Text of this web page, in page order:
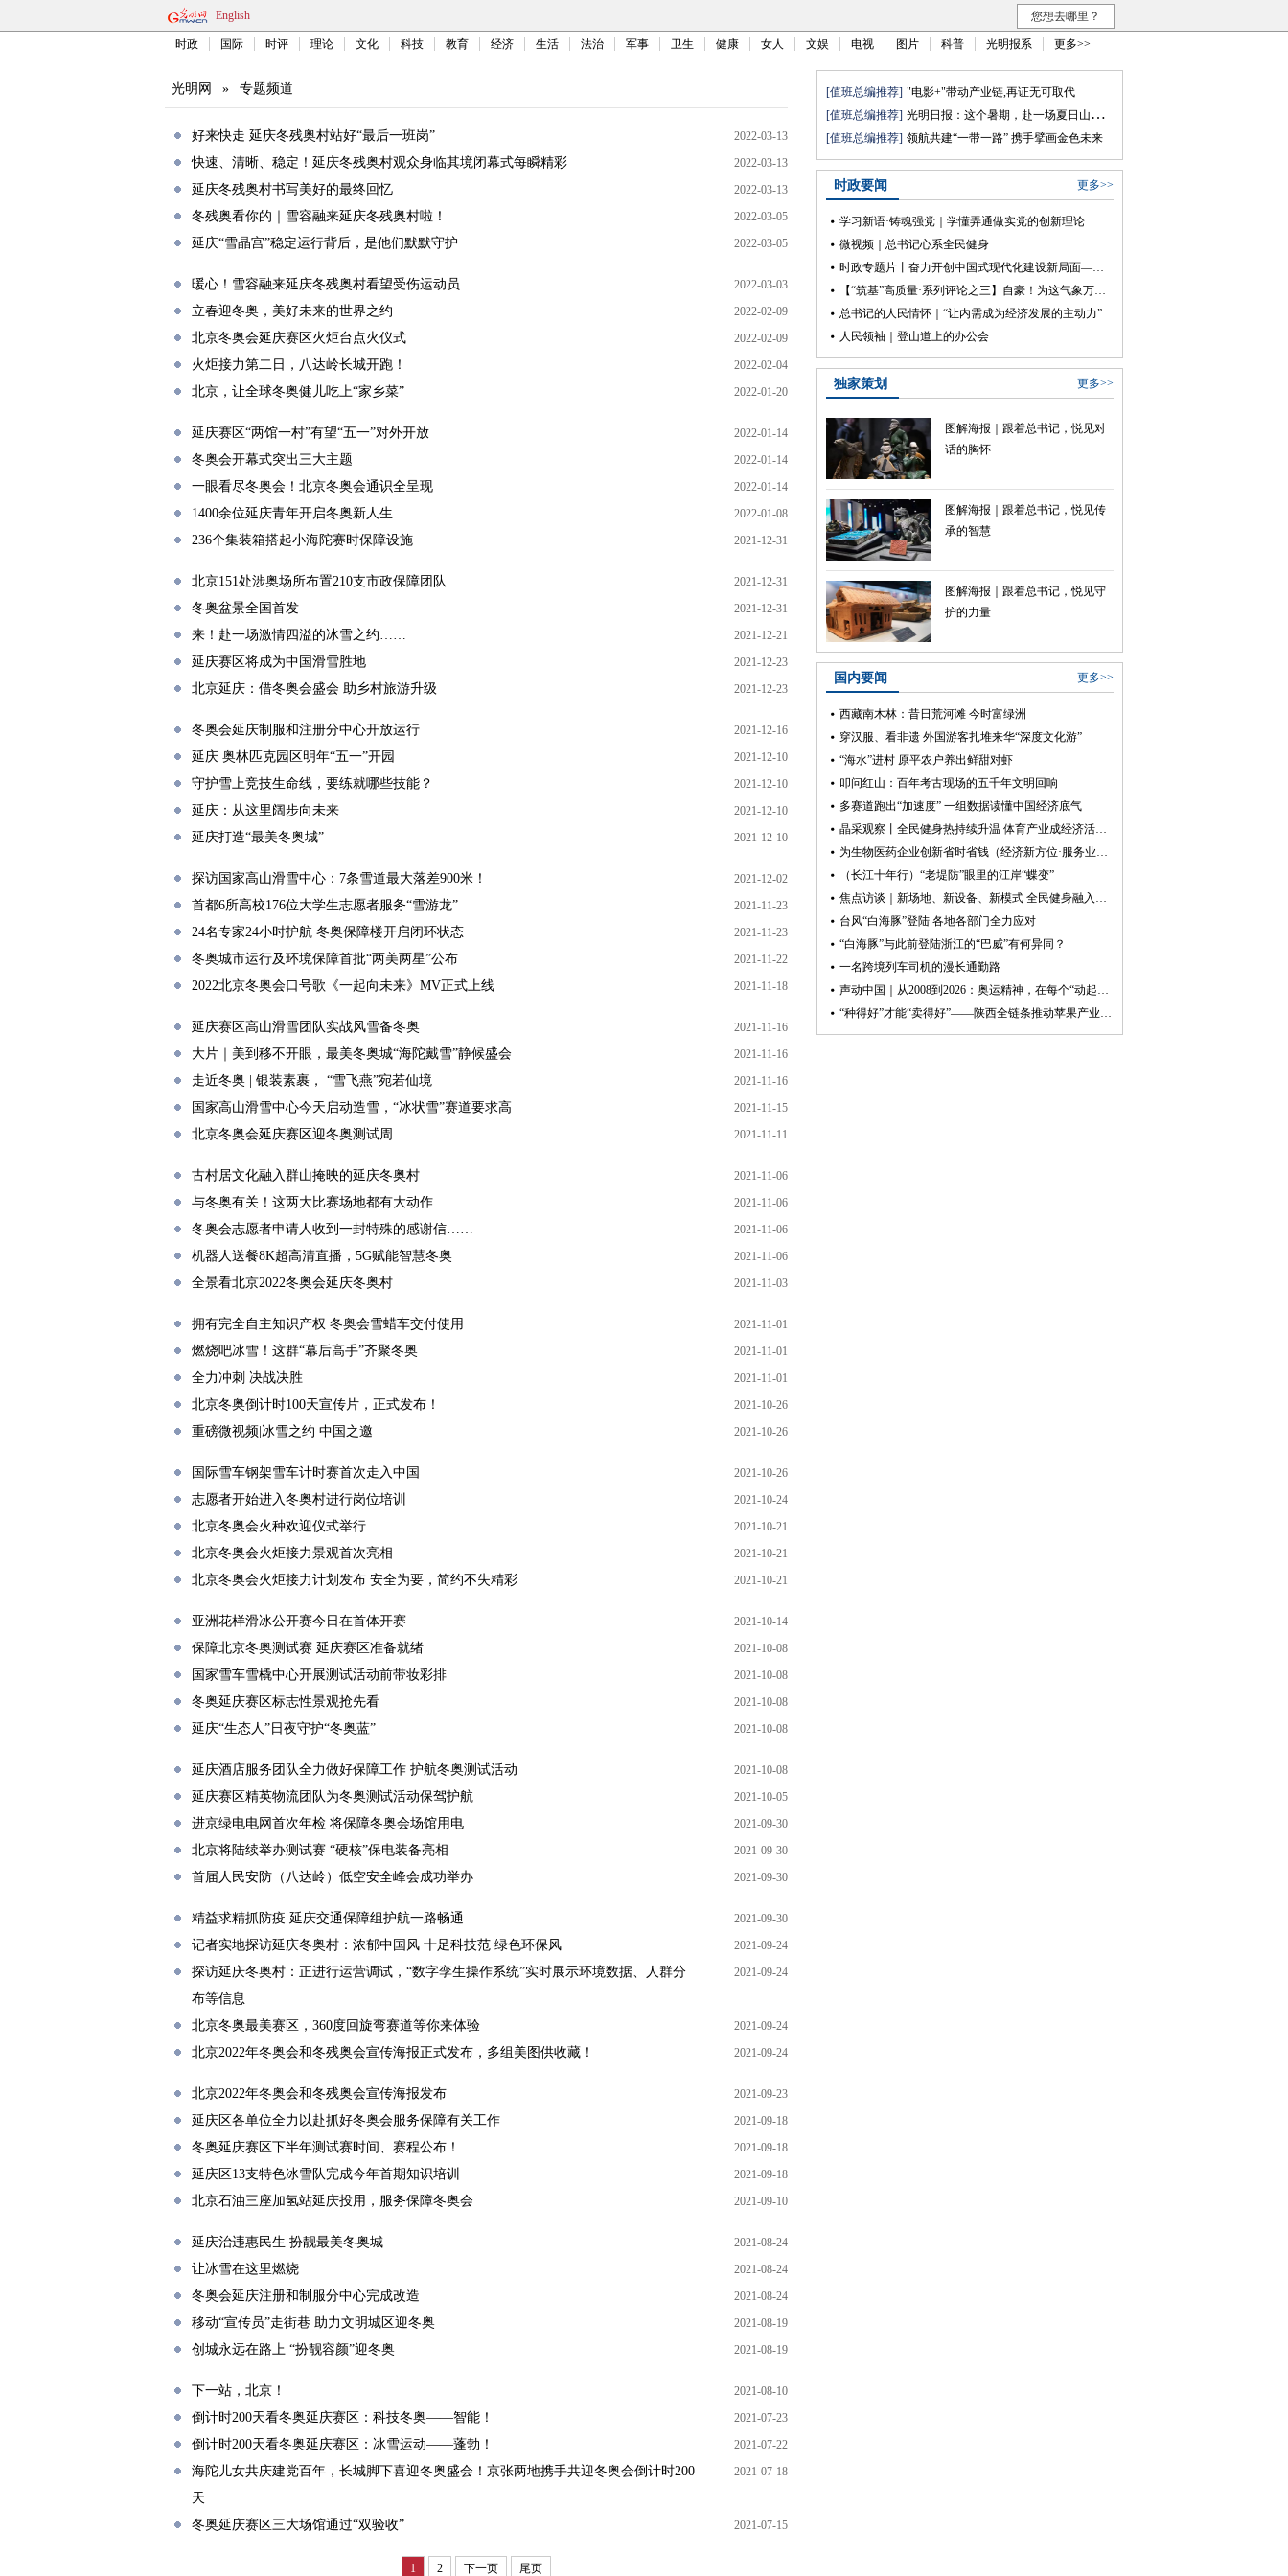
English 您想去哪里？
时政 国际 时评 理论 文化 科技 教育 经济 生活 法治 军事 卫生 健康 女人 文娱 电视 图片 科普 光明报系 更多>>
光明网 » 专题频道
好来快走 延庆冬残奥村站好“最后一班岗” 2022-03-13
快速、清晰、稳定！延庆冬残奥村观众身临其境闭幕式每瞬精彩 2022-03-13
延庆冬残奥村书写美好的最终回忆 2022-03-13
冬残奥看你的｜雪容融来延庆冬残奥村啦！ 2022-03-05
延庆“雪晶宫”稳定运行背后，是他们默默守护 2022-03-05
暖心！雪容融来延庆冬残奥村看望受伤运动员 2022-03-03
立春迎冬奥，美好未来的世界之约 2022-02-09
北京冬奥会延庆赛区火炬台点火仪式 2022-02-09
火炬接力第二日，八达岭长城开跑！ 2022-02-04
北京，让全球冬奥健儿吃上“家乡菜” 2022-01-20
延庆赛区“两馆一村”有望“五一”对外开放 2022-01-14
冬奥会开幕式突出三大主题 2022-01-14
一眼看尽冬奥会！北京冬奥会通识全呈现 2022-01-14
1400余位延庆青年开启冬奥新人生 2022-01-08
236个集装箱搭起小海陀赛时保障设施 2021-12-31
北京151处涉奥场所布置210支市政保障团队 2021-12-31
冬奥盆景全国首发 2021-12-31
来！赴一场激情四溢的冰雪之约…… 2021-12-21
延庆赛区将成为中国滑雪胜地 2021-12-23
北京延庆：借冬奥会盛会 助乡村旅游升级 2021-12-23
冬奥会延庆制服和注册分中心开放运行 2021-12-16
延庆 奥林匹克园区明年“五一”开园 2021-12-10
守护雪上竞技生命线，要练就哪些技能？ 2021-12-10
延庆：从这里阔步向未来 2021-12-10
延庆打造“最美冬奥城” 2021-12-10
探访国家高山滑雪中心：7条雪道最大落差900米！ 2021-12-02
首都6所高校176位大学生志愿者服务“雪游龙” 2021-11-23
24名专家24小时护航 冬奥保障楼开启闭环状态 2021-11-23
冬奥城市运行及环境保障首批“两美两星”公布 2021-11-22
2022北京冬奥会口号歌《一起向未来》MV正式上线 2021-11-18
延庆赛区高山滑雪团队实战风雪备冬奥 2021-11-16
大片｜美到移不开眼，最美冬奥城“海陀戴雪”静候盛会 2021-11-16
走近冬奥 | 银装素裹， “雪飞燕”宛若仙境 2021-11-16
国家高山滑雪中心今天启动造雪，“冰状雪”赛道要求高 2021-11-15
北京冬奥会延庆赛区迎冬奥测试周 2021-11-11
古村居文化融入群山掩映的延庆冬奥村 2021-11-06
与冬奥有关！这两大比赛场地都有大动作 2021-11-06
冬奥会志愿者申请人收到一封特殊的感谢信…… 2021-11-06
机器人送餐8K超高清直播，5G赋能智慧冬奥 2021-11-06
全景看北京2022冬奥会延庆冬奥村 2021-11-03
拥有完全自主知识产权 冬奥会雪蜡车交付使用 2021-11-01
燃烧吧冰雪！这群“幕后高手”齐聚冬奥 2021-11-01
全力冲刺 决战决胜 2021-11-01
北京冬奥倒计时100天宣传片，正式发布！ 2021-10-26
重磅微视频|冰雪之约 中国之邀 2021-10-26
国际雪车钢架雪车计时赛首次走入中国 2021-10-26
志愿者开始进入冬奥村进行岗位培训 2021-10-24
北京冬奥会火种欢迎仪式举行 2021-10-21
北京冬奥会火炬接力景观首次亮相 2021-10-21
北京冬奥会火炬接力计划发布 安全为要，简约不失精彩 2021-10-21
亚洲花样滑冰公开赛今日在首体开赛 2021-10-14
保障北京冬奥测试赛 延庆赛区准备就绪 2021-10-08
国家雪车雪橇中心开展测试活动前带妆彩排 2021-10-08
冬奥延庆赛区标志性景观抢先看 2021-10-08
延庆“生态人”日夜守护“冬奥蓝” 2021-10-08
延庆酒店服务团队全力做好保障工作 护航冬奥测试活动 2021-10-08
延庆赛区精英物流团队为冬奥测试活动保驾护航 2021-10-05
进京绿电电网首次年检 将保障冬奥会场馆用电 2021-09-30
北京将陆续举办测试赛 “硬核”保电装备亮相 2021-09-30
首届人民安防（八达岭）低空安全峰会成功举办 2021-09-30
精益求精抓防疫 延庆交通保障组护航一路畅通 2021-09-30
记者实地探访延庆冬奥村：浓郁中国风 十足科技范 绿色环保风 2021-09-24
探访延庆冬奥村：正进行运营调试，“数字孪生操作系统”实时展示环境数据、人群分
布等信息
2021-09-24
北京冬奥最美赛区，360度回旋弯赛道等你来体验 2021-09-24
北京2022年冬奥会和冬残奥会宣传海报正式发布，多组美图供收藏！ 2021-09-24
北京2022年冬奥会和冬残奥会宣传海报发布 2021-09-23
延庆区各单位全力以赴抓好冬奥会服务保障有关工作 2021-09-18
冬奥延庆赛区下半年测试赛时间、赛程公布！ 2021-09-18
延庆区13支特色冰雪队完成今年首期知识培训 2021-09-18
北京石油三座加氢站延庆投用，服务保障冬奥会 2021-09-10
延庆治违惠民生 扮靓最美冬奥城 2021-08-24
让冰雪在这里燃烧 2021-08-24
冬奥会延庆注册和制服分中心完成改造 2021-08-24
移动“宣传员”走街巷 助力文明城区迎冬奥 2021-08-19
创城永远在路上 “扮靓容颜”迎冬奥 2021-08-19
下一站，北京！ 2021-08-10
倒计时200天看冬奥延庆赛区：科技冬奥——智能！ 2021-07-23
倒计时200天看冬奥延庆赛区：冰雪运动——蓬勃！ 2021-07-22
海陀儿女共庆建党百年，长城脚下喜迎冬奥盛会！京张两地携手共迎冬奥会倒计时200
天
2021-07-18
冬奥延庆赛区三大场馆通过“双验收” 2021-07-15
1 2 下一页 尾页